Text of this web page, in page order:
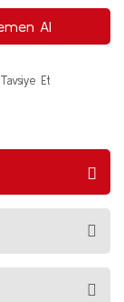
Al
Tavsiye Et